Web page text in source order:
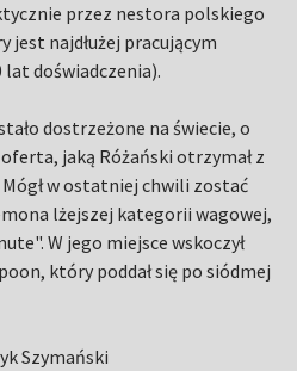
przez nestora polskiego
jest najdłużej pracującym
doświadczenia).
dostrzeżone na świecie, o
jaką Różański otrzymał z
w ostatniej chwili zostać
lżejszej kategorii wagowej,
W jego miejsce wskoczył
który poddał się po siódmej
Szymański